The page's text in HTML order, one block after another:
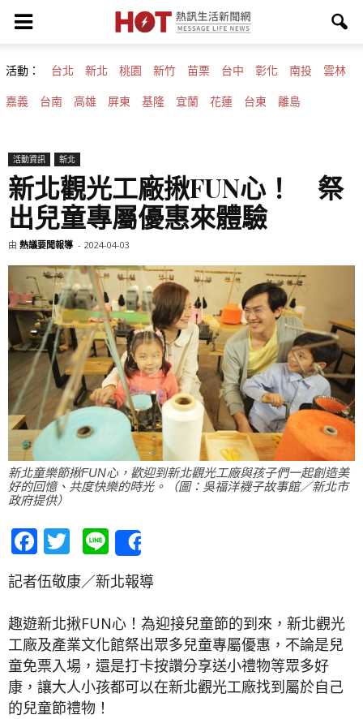
活動： 台北 新北 桃園 新竹 苗栗 台中 彰化 南投 雲林
嘉義 台南 高雄 屏東 基隆 宜蘭 花蓮 台東 離島
活動資訊 新北
新北觀光工廠揪FUN心！ 祭
出兒童專屬優惠來體驗
由 熱議要聞報導 - 2024-04-03
新北童樂節揪FUN心，歡迎到新北觀光工廠與孩子們一起創造美
好的回憶、共度快樂的時光。（圖：吳福洋襪子故事館／新北市
政府提供）
Facebook
Twitter
Line
記者伍敬康／新北報導
趣遊新北揪FUN心！為迎接兒童節的到來，新北觀光
工廠及產業文化館祭出眾多兒童專屬優惠，不論是兒
童免票入場，還是打卡按讚分享送小禮物等眾多好
康，讓大人小孩都可以在新北觀光工廠找到屬於自己
的兒童節禮物！